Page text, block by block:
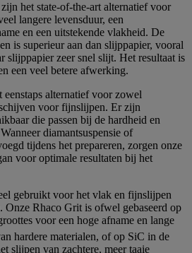
het state-of-the-art alternatief voor
langere levensduur, een
en een uitstekende vlakheid. De
is superieur aan dan slijppapier, vooral
slijppapier zeer snel slijt. Het resultaat is
een veel betere afwerking.
alternatief voor zowel
voor fijnslijpen. Er zijn
die passen bij de hardheid en
diamantsuspensie of
tijdens het prepareren, zorgen onze
voor optimale resultaten bij het
gebruikt voor het vlak en fijnslijpen
Onze Rhaco Grit is ofwel gebaseerd op
voor een hoge afname en lange
hardere materialen, of op SiC in de
slijpen van zachtere, meer taaie